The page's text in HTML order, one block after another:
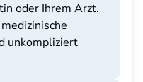
oder Ihrem Arzt.
unkompliziert